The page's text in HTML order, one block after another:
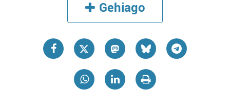
Gehiago